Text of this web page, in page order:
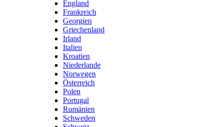
England
Frankreich
Georgien
Griechenland
Irland
Italien
Kroatien
Niederlande
Norwegen
Österreich
Polen
Portugal
Rumänien
Schweden